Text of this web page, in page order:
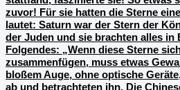
zuvor! Für sie hatten die Sterne
lautet: Saturn war der Stern der
der Juden und sie brachten alles in
Folgendes: „Wenn diese Sterne
zusammenfügen, muss etwas
bloßem Auge, ohne optische
ab und betrachteten ihn. Die